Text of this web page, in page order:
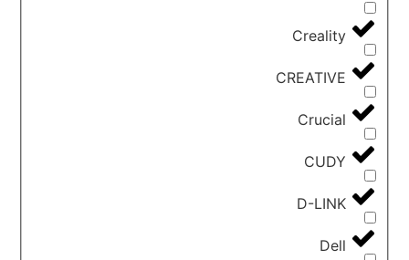
Creality
CREATIVE
Crucial
CUDY
D-LINK
Dell